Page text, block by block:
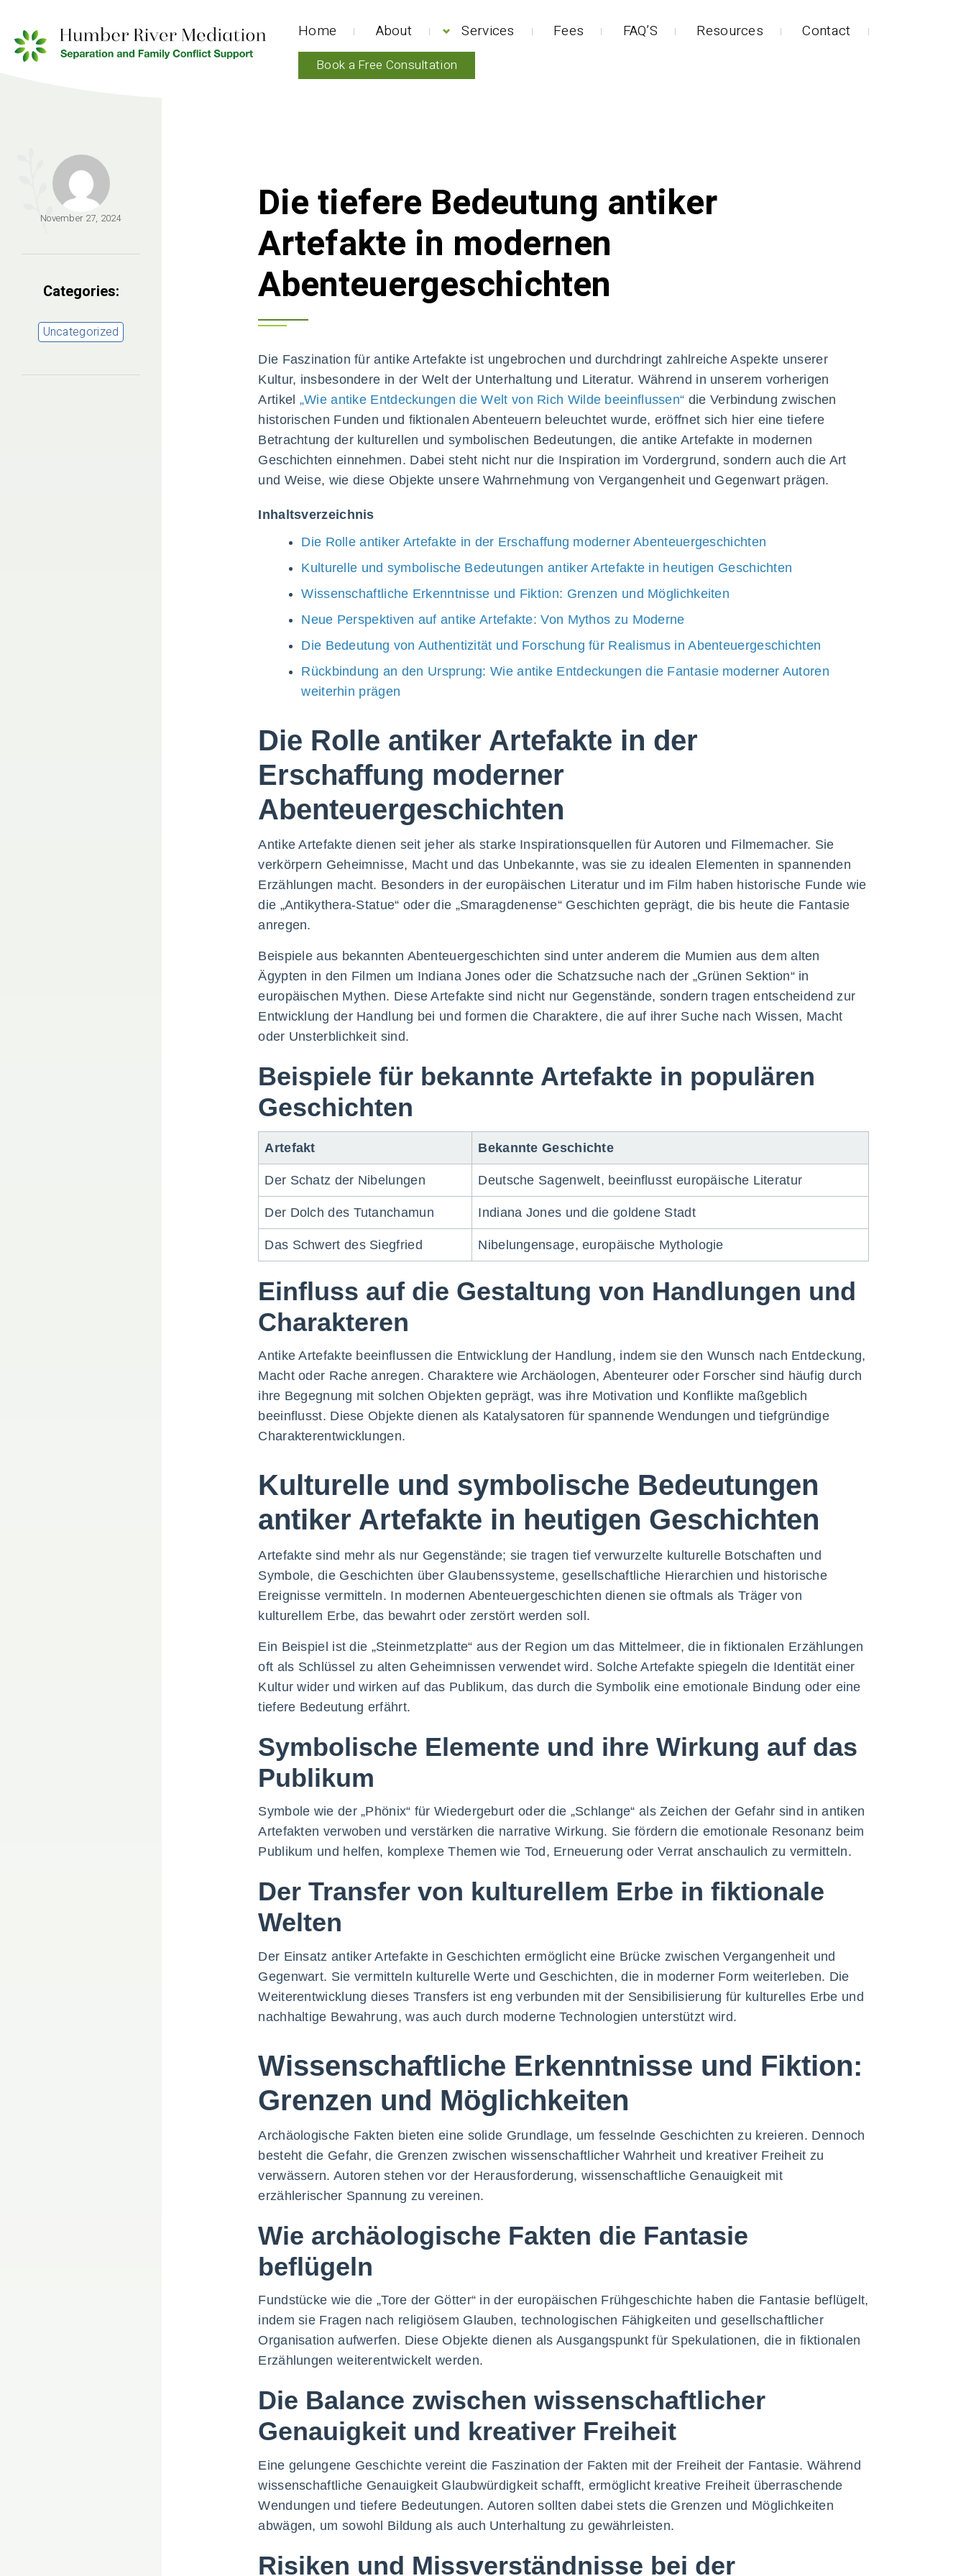
Home About Services Fees FAQ’S Resources Contact
Book a Free Consultation
November 27, 2024
Categories:
Uncategorized
Die tiefere Bedeutung antiker
Artefakte in modernen
Abenteuergeschichten
Die Faszination für antike Artefakte ist ungebrochen und durchdringt zahlreiche Aspekte unserer
Kultur, insbesondere in der Welt der Unterhaltung und Literatur. Während in unserem vorherigen
Artikel „Wie antike Entdeckungen die Welt von Rich Wilde beeinflussen“ die Verbindung zwischen
historischen Funden und fiktionalen Abenteuern beleuchtet wurde, eröffnet sich hier eine tiefere
Betrachtung der kulturellen und symbolischen Bedeutungen, die antike Artefakte in modernen
Geschichten einnehmen. Dabei steht nicht nur die Inspiration im Vordergrund, sondern auch die Art
und Weise, wie diese Objekte unsere Wahrnehmung von Vergangenheit und Gegenwart prägen.
Inhaltsverzeichnis
Die Rolle antiker Artefakte in der Erschaffung moderner Abenteuergeschichten
Kulturelle und symbolische Bedeutungen antiker Artefakte in heutigen Geschichten
Wissenschaftliche Erkenntnisse und Fiktion: Grenzen und Möglichkeiten
Neue Perspektiven auf antike Artefakte: Von Mythos zu Moderne
Die Bedeutung von Authentizität und Forschung für Realismus in Abenteuergeschichten
Rückbindung an den Ursprung: Wie antike Entdeckungen die Fantasie moderner Autoren
weiterhin prägen
Die Rolle antiker Artefakte in der
Erschaffung moderner
Abenteuergeschichten
Antike Artefakte dienen seit jeher als starke Inspirationsquellen für Autoren und Filmemacher. Sie
verkörpern Geheimnisse, Macht und das Unbekannte, was sie zu idealen Elementen in spannenden
Erzählungen macht. Besonders in der europäischen Literatur und im Film haben historische Funde wie
die „Antikythera-Statue“ oder die „Smaragdenense“ Geschichten geprägt, die bis heute die Fantasie
anregen.
Beispiele aus bekannten Abenteuergeschichten sind unter anderem die Mumien aus dem alten
Ägypten in den Filmen um Indiana Jones oder die Schatzsuche nach der „Grünen Sektion“ in
europäischen Mythen. Diese Artefakte sind nicht nur Gegenstände, sondern tragen entscheidend zur
Entwicklung der Handlung bei und formen die Charaktere, die auf ihrer Suche nach Wissen, Macht
oder Unsterblichkeit sind.
Beispiele für bekannte Artefakte in populären
Geschichten
Artefakt Bekannte Geschichte
Der Schatz der Nibelungen Deutsche Sagenwelt, beeinflusst europäische Literatur
Der Dolch des Tutanchamun Indiana Jones und die goldene Stadt
Das Schwert des Siegfried Nibelungensage, europäische Mythologie
Einfluss auf die Gestaltung von Handlungen und
Charakteren
Antike Artefakte beeinflussen die Entwicklung der Handlung, indem sie den Wunsch nach Entdeckung,
Macht oder Rache anregen. Charaktere wie Archäologen, Abenteurer oder Forscher sind häufig durch
ihre Begegnung mit solchen Objekten geprägt, was ihre Motivation und Konflikte maßgeblich
beeinflusst. Diese Objekte dienen als Katalysatoren für spannende Wendungen und tiefgründige
Charakterentwicklungen.
Kulturelle und symbolische Bedeutungen
antiker Artefakte in heutigen Geschichten
Artefakte sind mehr als nur Gegenstände; sie tragen tief verwurzelte kulturelle Botschaften und
Symbole, die Geschichten über Glaubenssysteme, gesellschaftliche Hierarchien und historische
Ereignisse vermitteln. In modernen Abenteuergeschichten dienen sie oftmals als Träger von
kulturellem Erbe, das bewahrt oder zerstört werden soll.
Ein Beispiel ist die „Steinmetzplatte“ aus der Region um das Mittelmeer, die in fiktionalen Erzählungen
oft als Schlüssel zu alten Geheimnissen verwendet wird. Solche Artefakte spiegeln die Identität einer
Kultur wider und wirken auf das Publikum, das durch die Symbolik eine emotionale Bindung oder eine
tiefere Bedeutung erfährt.
Symbolische Elemente und ihre Wirkung auf das
Publikum
Symbole wie der „Phönix“ für Wiedergeburt oder die „Schlange“ als Zeichen der Gefahr sind in antiken
Artefakten verwoben und verstärken die narrative Wirkung. Sie fördern die emotionale Resonanz beim
Publikum und helfen, komplexe Themen wie Tod, Erneuerung oder Verrat anschaulich zu vermitteln.
Der Transfer von kulturellem Erbe in fiktionale
Welten
Der Einsatz antiker Artefakte in Geschichten ermöglicht eine Brücke zwischen Vergangenheit und
Gegenwart. Sie vermitteln kulturelle Werte und Geschichten, die in moderner Form weiterleben. Die
Weiterentwicklung dieses Transfers ist eng verbunden mit der Sensibilisierung für kulturelles Erbe und
nachhaltige Bewahrung, was auch durch moderne Technologien unterstützt wird.
Wissenschaftliche Erkenntnisse und Fiktion:
Grenzen und Möglichkeiten
Archäologische Fakten bieten eine solide Grundlage, um fesselnde Geschichten zu kreieren. Dennoch
besteht die Gefahr, die Grenzen zwischen wissenschaftlicher Wahrheit und kreativer Freiheit zu
verwässern. Autoren stehen vor der Herausforderung, wissenschaftliche Genauigkeit mit
erzählerischer Spannung zu vereinen.
Wie archäologische Fakten die Fantasie
beflügeln
Fundstücke wie die „Tore der Götter“ in der europäischen Frühgeschichte haben die Fantasie beflügelt,
indem sie Fragen nach religiösem Glauben, technologischen Fähigkeiten und gesellschaftlicher
Organisation aufwerfen. Diese Objekte dienen als Ausgangspunkt für Spekulationen, die in fiktionalen
Erzählungen weiterentwickelt werden.
Die Balance zwischen wissenschaftlicher
Genauigkeit und kreativer Freiheit
Eine gelungene Geschichte vereint die Faszination der Fakten mit der Freiheit der Fantasie. Während
wissenschaftliche Genauigkeit Glaubwürdigkeit schafft, ermöglicht kreative Freiheit überraschende
Wendungen und tiefere Bedeutungen. Autoren sollten dabei stets die Grenzen und Möglichkeiten
abwägen, um sowohl Bildung als auch Unterhaltung zu gewährleisten.
Risiken und Missverständnisse bei der